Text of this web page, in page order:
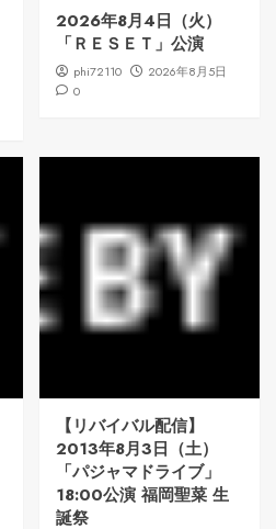
2026年8月4日（火）
「ＲＥＳＥＴ」公演
phi72110
2026年8月5日
0
【リバイバル配信】
2013年8月3日（土）
「パジャマドライブ」
18:00公演 福岡聖菜 生
誕祭